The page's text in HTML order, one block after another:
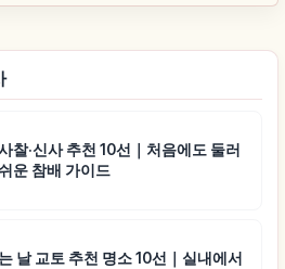
찰·신사 추천 10선｜처음에도 둘러
운 참배 가이드
날 교토 추천 명소 10선｜실내에서